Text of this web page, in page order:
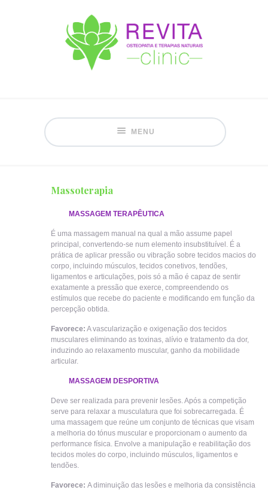
MENU
Massoterapia
MASSAGEM TERAPÊUTICA
É uma massagem manual na qual a mão assume papel
principal, convertendo-se num elemento insubstituível. É a
prática de aplicar pressão ou vibração sobre tecidos macios do
corpo, incluindo músculos, tecidos conetivos, tendões,
ligamentos e articulações, pois só a mão é capaz de sentir
exatamente a pressão que exerce, compreendendo os
estímulos que recebe do paciente e modificando em função da
percepção obtida.
Favorece: A vascularização e oxigenação dos tecidos
musculares eliminando as toxinas, alívio e tratamento da dor,
induzindo ao relaxamento muscular, ganho da mobilidade
articular.
MASSAGEM DESPORTIVA
Deve ser realizada para prevenir lesões. Após a competição
serve para relaxar a musculatura que foi sobrecarregada. É
uma massagem que reúne um conjunto de técnicas que visam
a melhoria do tónus muscular e proporcionam o aumento da
performance física. Envolve a manipulação e reabilitação dos
tecidos moles do corpo, incluindo músculos, ligamentos e
tendões.
Favorece: A diminuição das lesões e melhoria da consistência